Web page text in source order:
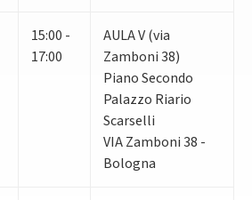
15:00 -
17:00
AULA V (via
Zamboni 38)
Piano Secondo
Palazzo Riario
Scarselli
VIA Zamboni 38 -
Bologna